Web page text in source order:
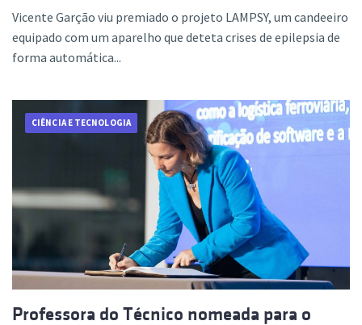
Vicente Garção viu premiado o projeto LAMPSY, um candeeiro
equipado com um aparelho que deteta crises de epilepsia de
forma automática...
CIÊNCIA E TECNOLOGIA
Professora do Técnico nomeada para o